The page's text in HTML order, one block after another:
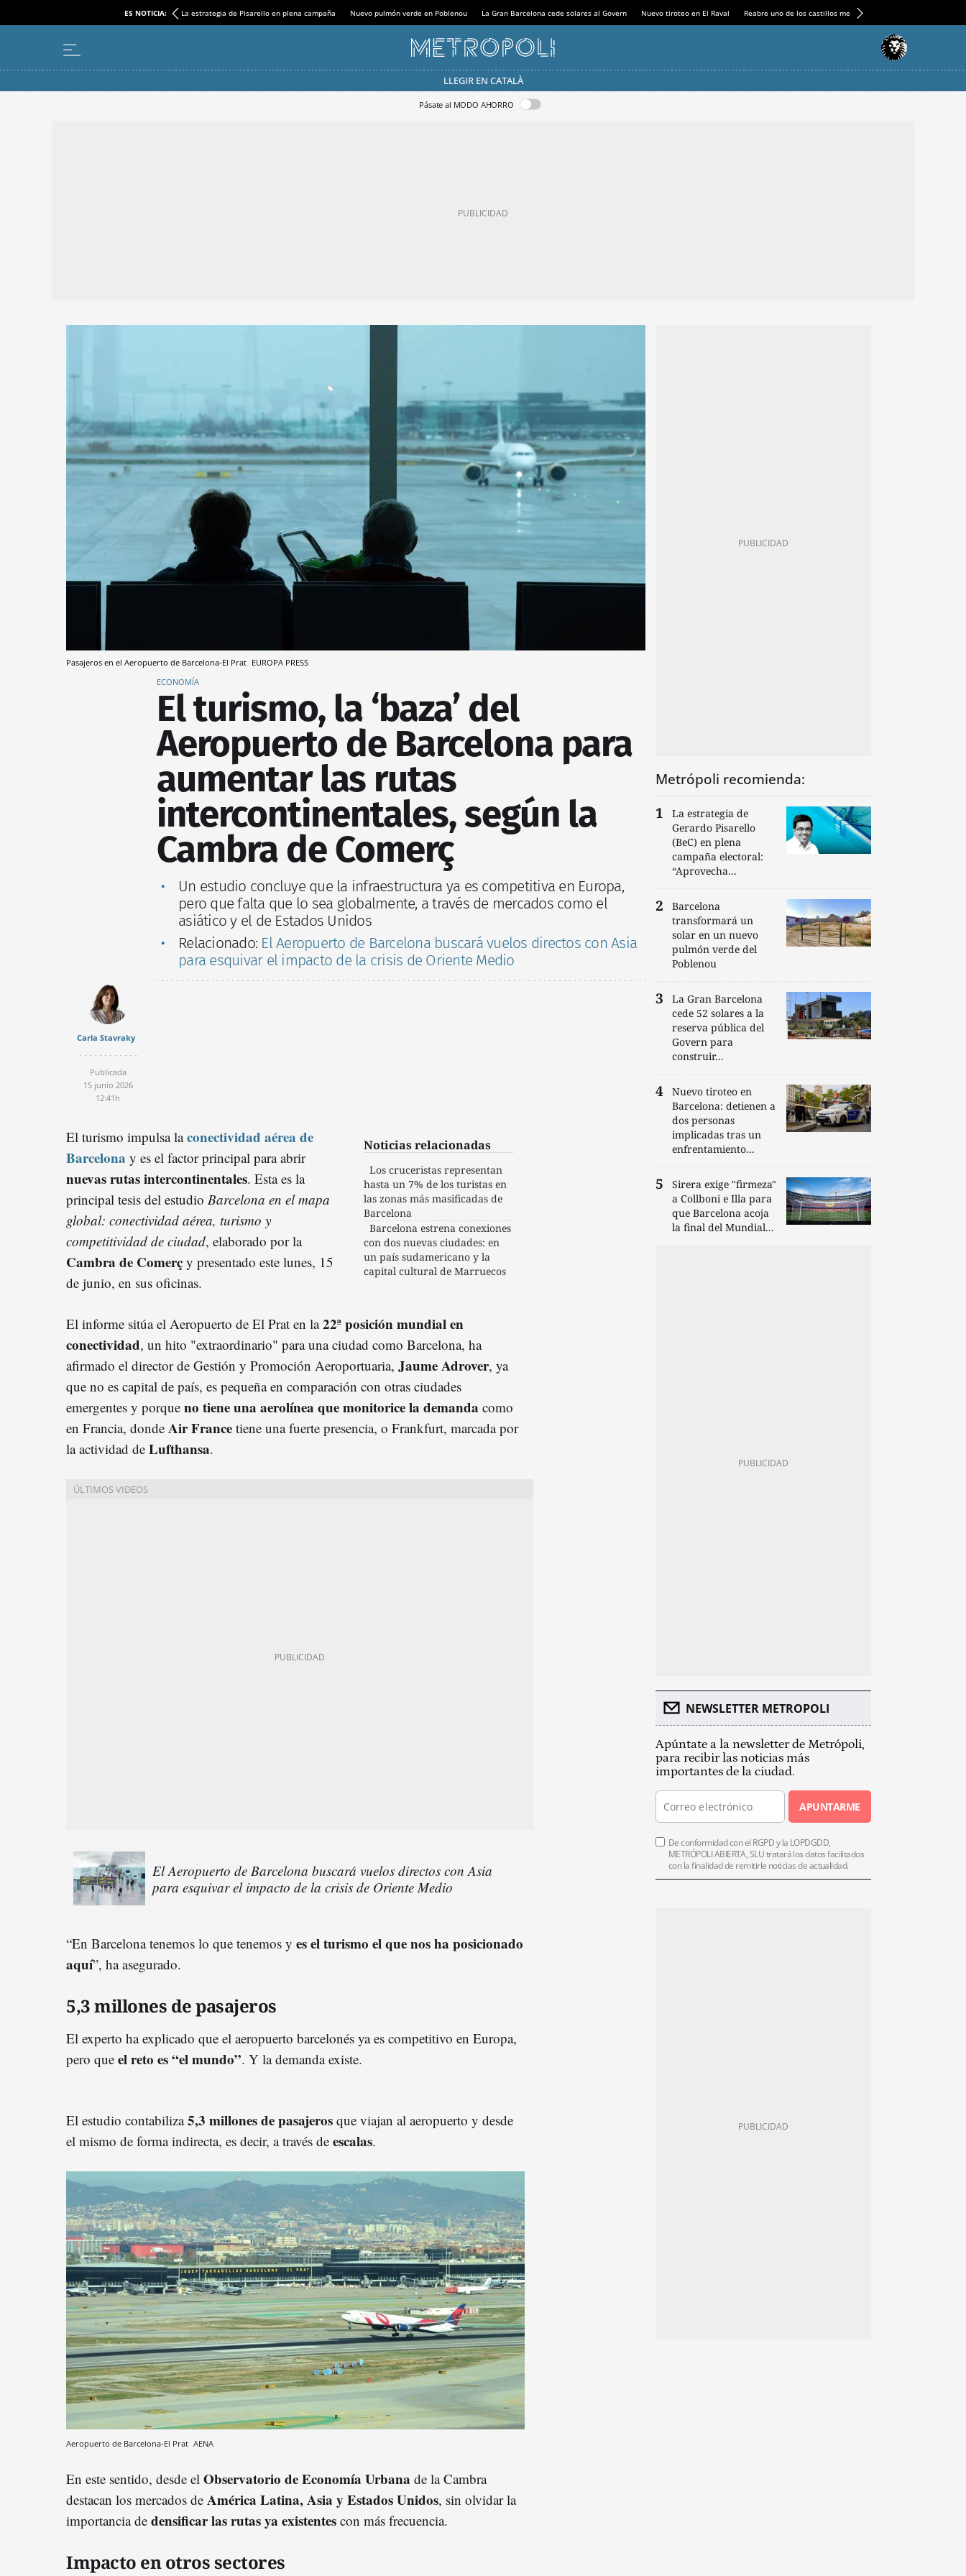
ES NOTICIA: La estrategia de Pisarello en plena campaña Nuevo pulmón verde en Poblenou La Gran Barcelona cede solares al Govern Nuevo tiroteo en El Raval Reabre uno de los castillos medievales más espectaculares
LLEGIR EN CATALÀ
Pásate al MODO AHORRO
Pasajeros en el Aeropuerto de Barcelona-El Prat EUROPA PRESS
ECONOMÍA
El turismo, la ‘baza’ del
Aeropuerto de Barcelona para
aumentar las rutas
intercontinentales, según la
Cambra de Comerç
Un estudio concluye que la infraestructura ya es competitiva en Europa,
pero que falta que lo sea globalmente, a través de mercados como el
asiático y el de Estados Unidos
Relacionado: El Aeropuerto de Barcelona buscará vuelos directos con Asia
para esquivar el impacto de la crisis de Oriente Medio
Carla Stavraky
Publicada
15 junio 2026
12:41h
Noticias relacionadas
Los cruceristas representan
hasta un 7% de los turistas en
las zonas más masificadas de
Barcelona
Barcelona estrena conexiones
con dos nuevas ciudades: en
un país sudamericano y la
capital cultural de Marruecos
El turismo impulsa laconectividad aérea de
Barcelona y es el factor principal para abrir
nuevas rutas intercontinentales. Esta es la
principal tesis del estudio Barcelona en el mapa
global: conectividad aérea, turismo y
competitividad de ciudad, elaborado por la
Cambra de Comerç y presentado este lunes, 15
de junio, en sus oficinas.
El informe sitúa el Aeropuerto de El Prat en la22ª posición mundial en
conectividad, un hito "extraordinario" para una ciudad como Barcelona, ha
afirmado el director de Gestión y Promoción Aeroportuaria, Jaume Adrover, ya
que no es capital de país, es pequeña en comparación con otras ciudades
emergentes y porque no tiene una aerolínea que monitorice la demanda como
en Francia, donde Air France tiene una fuerte presencia, o Frankfurt, marcada por
la actividad de Lufthansa.
El Aeropuerto de Barcelona buscará vuelos directos con Asia
para esquivar el impacto de la crisis de Oriente Medio
“En Barcelona tenemos lo que tenemos y es el turismo el que nos ha posicionado
aquí”, ha asegurado.
5,3 millones de pasajeros
El experto ha explicado que el aeropuerto barcelonés ya es competitivo en Europa,
pero que el reto es “el mundo”. Y la demanda existe.
El estudio contabiliza5,3 millones de pasajeros que viajan al aeropuerto y desde
el mismo de forma indirecta, es decir, a través de escalas.
Aeropuerto de Barcelona-El Prat AENA
En este sentido, desde el Observatorio de Economía Urbana de la Cambra
destacan los mercados de América Latina, Asia y Estados Unidos, sin olvidar la
importancia de densificar las rutas ya existentes con más frecuencia.
Impacto en otros sectores
Metrópoli recomienda:
La estrategia de
Gerardo Pisarello
(BeC) en plena
campaña electoral:
“Aprovecha...
Barcelona
transformará un
solar en un nuevo
pulmón verde del
Poblenou
La Gran Barcelona
cede 52 solares a la
reserva pública del
Govern para
construir...
Nuevo tiroteo en
Barcelona: detienen a
dos personas
implicadas tras un
enfrentamiento...
Sirera exige "firmeza"
a Collboni e Illa para
que Barcelona acoja
la final del Mundial...
NEWSLETTER METROPOLI
Apúntate a la newsletter de Metrópoli,
para recibir las noticias más
importantes de la ciudad.
APUNTARME
De conformidad con el RGPD y la LOPDGDD,
METRÓPOLI ABIERTA, SLU tratará los datos facilitados
con la finalidad de remitirle noticias de actualidad.